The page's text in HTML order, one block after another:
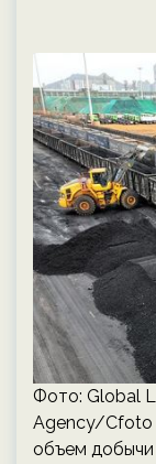
Фото: Global
Agency/Cfoto
объем добычи